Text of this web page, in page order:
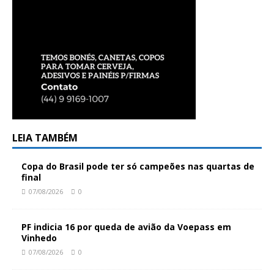
LEIA TAMBÉM
Copa do Brasil pode ter só campeões nas quartas de
final
07/08/2026 0
PF indicia 16 por queda de avião da Voepass em
Vinhedo
07/08/2026 0